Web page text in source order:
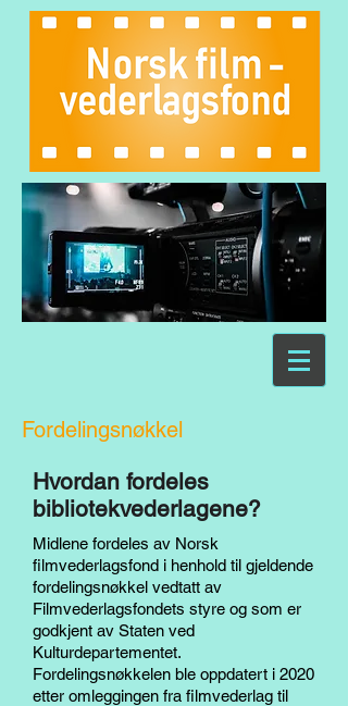
Fordelingsnøkkel
Hvordan fordeles
bibliotekvederlagene?
Midlene fordeles av Norsk
filmvederlagsfond i henhold til gjeldende
fordelingsnøkkel vedtatt av
Filmvederlagsfondets styre og som er
godkjent av Staten ved
Kulturdepartementet.
Fordelingsnøkkelen ble oppdatert i 2020
etter omleggingen fra filmvederlag til